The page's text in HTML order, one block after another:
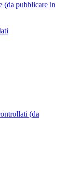
(da pubblicare in
(da